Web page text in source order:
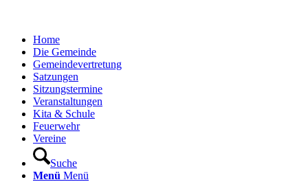
Home
Die Gemeinde
Gemeindevertretung
Satzungen
Sitzungstermine
Veranstaltungen
Kita & Schule
Feuerwehr
Vereine
Suche
Menü Menü